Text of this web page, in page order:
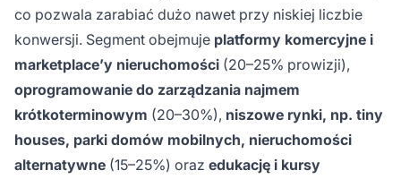
co pozwala zarabiać dużo nawet przy niskiej liczbie
konwersji. Segment obejmuje platformy komercyjne i
marketplace’y nieruchomości (20–25% prowizji),
oprogramowanie do zarządzania najmem
krótkoterminowym (20–30%), niszowe rynki, np. tiny
houses, parki domów mobilnych, nieruchomości
alternatywne (15–25%) oraz edukację i kursy